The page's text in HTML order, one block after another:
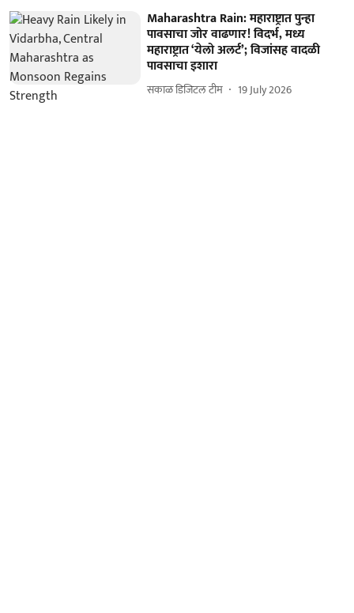
Maharashtra Rain: महाराष्ट्रात पुन्हा
पावसाचा जोर वाढणार! विदर्भ, मध्य
महाराष्ट्रात ‘येलो अलर्ट’; विजांसह वादळी
पावसाचा इशारा
सकाळ डिजिटल टीम 19 July 2026